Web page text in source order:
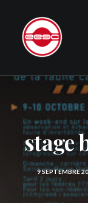
LE CLUB
EXPÉDITIONS
JOURNAL
PHOTOGRAPHIE
PUBLICATIONS
CONTACT
stage
9 SEPTEMBRE